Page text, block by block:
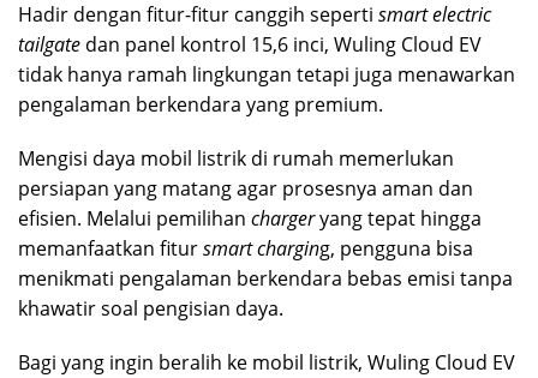
Hadir dengan fitur-fitur canggih seperti smart electric
tailgate dan panel kontrol 15,6 inci, Wuling Cloud EV
tidak hanya ramah lingkungan tetapi juga menawarkan
pengalaman berkendara yang premium.
Mengisi daya mobil listrik di rumah memerlukan
persiapan yang matang agar prosesnya aman dan
efisien. Melalui pemilihan chargeryang tepat hingga
memanfaatkan fitursmart charging, pengguna bisa
menikmati pengalaman berkendara bebas emisi tanpa
khawatir soal pengisian daya.
Bagi yang ingin beralih ke mobil listrik, Wuling Cloud EV